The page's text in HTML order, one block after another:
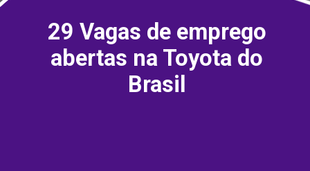
29 Vagas de emprego
abertas na Toyota do
Brasil